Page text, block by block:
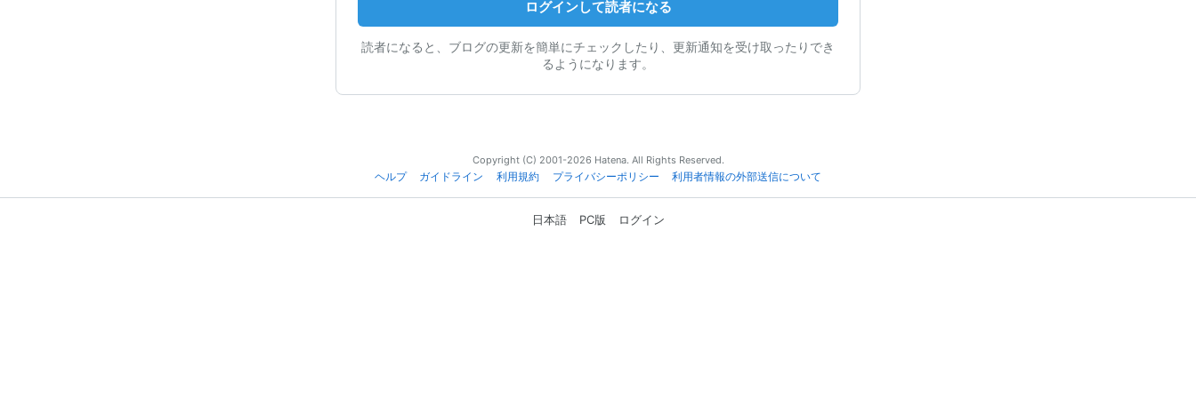
ログインして読者になる
読者になると、ブログの更新を簡単にチェックしたり、更新通知を受け取ったりでき
るようになります。
Copyright (C) 2001-2026 Hatena. All Rights Reserved.
ヘルプ
ガイドライン 利用規約 プライバシーポリシー 利用者情報の外部送信について
日本語 PC版 ログイン